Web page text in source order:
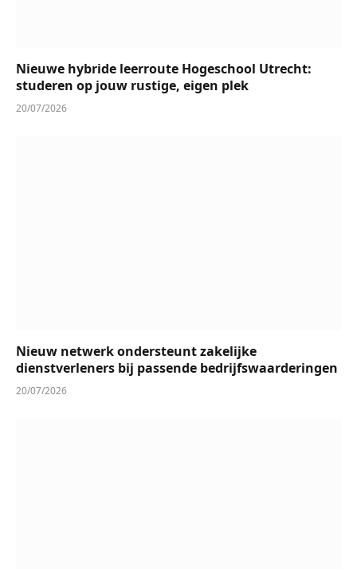
Nieuwe hybride leerroute Hogeschool Utrecht:
studeren op jouw rustige, eigen plek
20/07/2026
Nieuw netwerk ondersteunt zakelijke
dienstverleners bij passende bedrijfswaarderingen
20/07/2026